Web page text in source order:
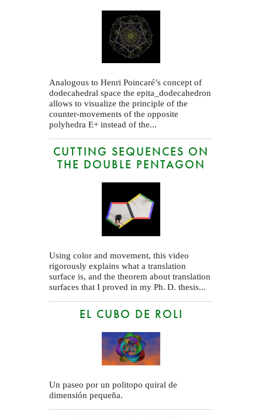
Analogous to Henri Poincaré’s concept of
dodecahedral space the epita_dodecahedron
allows to visualize the principle of the
counter-movements of the opposite
polyhedra E+ instead of the...
CUTTING SEQUENCES ON
THE DOUBLE PENTAGON
Using color and movement, this video
rigorously explains what a translation
surface is, and the theorem about translation
surfaces that I proved in my Ph. D. thesis...
EL CUBO DE ROLI
Un paseo por un politopo quiral de
dimensión pequeña.